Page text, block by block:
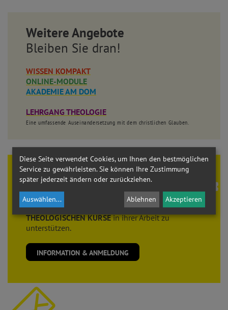
Weitere Angebote
Bleiben Sie dran!
WISSEN KOMPAKT
ONLINE-MODULE
AKADEMIE AM DOM
LEHRGANG THEOLOGIE
Eine umfassende Auseinandersetzung mit dem christlichen Glauben.
Theologie brauchtFREUNDE
Der Verein der
FREUNDE der THEOLOGISCHEN
KURSEsieht es als seine Aufgabe, die
THEOLOGISCHEN KURSEin ihrer Arbeit zu
unterstützen.
INFORMATION & ANMELDUNG
Diese Seite verwendet Cookies, um Ihnen den bestmöglichen
Service zu gewährleisten. Sie können Ihre Zustimmung
später jederzeit ändern oder zurückziehen.
Auswählen... Ablehnen Akzeptieren